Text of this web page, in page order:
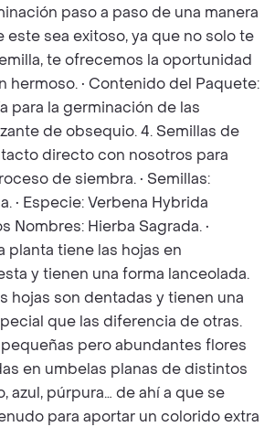
paso a paso de una manera
este sea exitoso, ya que no solo te
te ofrecemos la oportunidad
hermoso. • Contenido del Paquete:
para la germinación de las
de obsequio. 4. Semillas de
directo con nosotros para
de siembra. • Semillas:
• Especie: Verbena Hybrida
Nombres: Hierba Sagrada. •
planta tiene las hojas en
y tienen una forma lanceolada.
hojas son dentadas y tienen una
que las diferencia de otras.
pero abundantes flores
en umbelas planas de distintos
azul, púrpura… de ahí a que se
para aportar un colorido extra